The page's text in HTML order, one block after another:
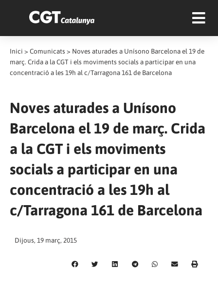
Inici > Comunicats > Noves aturades a Unísono Barcelona el 19 de
març. Crida a la CGT i els moviments socials a participar en una
concentració a les 19h al c/Tarragona 161 de Barcelona
Noves aturades a Unísono
Barcelona el 19 de març. Crida
a la CGT i els moviments
socials a participar en una
concentració a les 19h al
c/Tarragona 161 de Barcelona
Dijous, 19 març, 2015